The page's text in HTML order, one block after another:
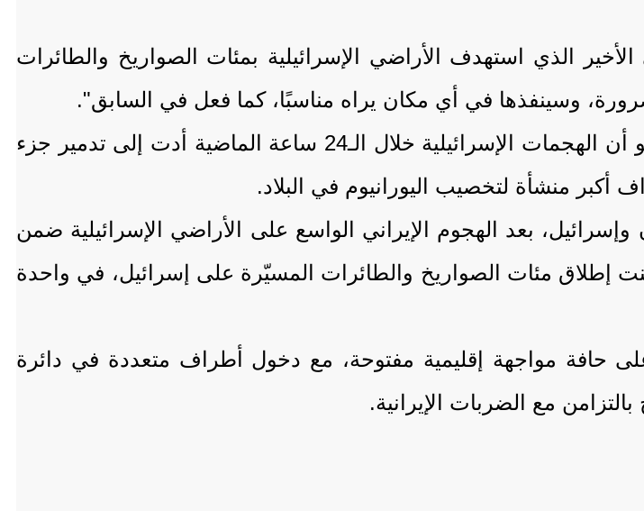
الذي استهدف الأراضي الإسرائيلية بمئات الصواريخ والطائرات
وسينفذها في أي مكان يراه مناسبًا، كما فعل في السابق".
وفي السياق ذاته، صرح رئيس الوزراء الإسرائيلي بنيامين نتنياهو أن الهجمات الإسرائيلية خلال الـ24 ساعة الماضية أدت إلى تدمير جزء
أكبر منشأة لتخصيب اليورانيوم في البلاد.
بعد الهجوم الإيراني الواسع على الأراضي الإسرائيلية ضمن
اسم "الوعد الصادق 3"، والتي تضمنت إطلاق مئات الصواريخ والطائرات المسيّرة على إسرائيل، في واحدة
حافة مواجهة إقليمية مفتوحة، مع دخول أطراف متعددة في دائرة
مع الضربات الإيرانية.